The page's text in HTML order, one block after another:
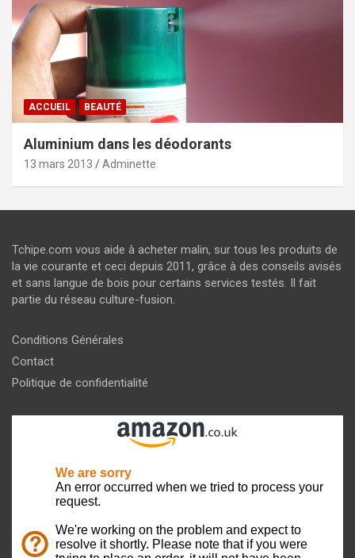
ACCUEIL BEAUTÉ
Aluminium dans les déodorants
13 mars 2013 Adminette
Tchipe.com vous aide à acheter malin, sur tous les produits de
la vie courante et ceci depuis 2011, grâce à des conseils avisés
et sans langue de bois pour certains services testés. Il fait
partie du réseau culture-fusion.
Conditions Générales
Contact
Politique de confidentialité